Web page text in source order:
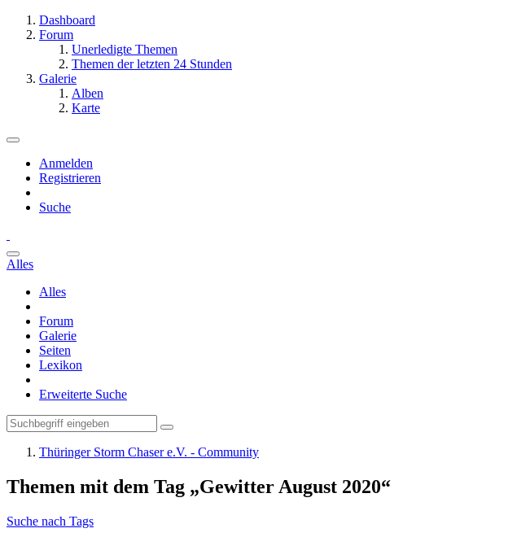
Dashboard
Forum
Unerledigte Themen
Themen der letzten 24 Stunden
Galerie
Alben
Karte
Anmelden
Registrieren
Suche
Alles
Alles
Forum
Galerie
Seiten
Lexikon
Erweiterte Suche
Thüringer Storm Chaser e.V. - Community
Themen mit dem Tag „Gewitter August 2020“
Suche nach Tags